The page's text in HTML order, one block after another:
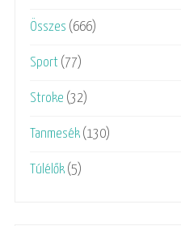
Összes (666)
Sport (77)
Stroke (32)
Tanmesék (130)
Túlélők (5)